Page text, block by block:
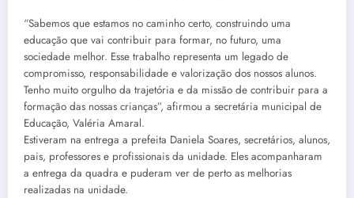
“Sabemos que estamos no caminho certo, construindo uma
educação que vai contribuir para formar, no futuro, uma
sociedade melhor. Esse trabalho representa um legado de
compromisso, responsabilidade e valorização dos nossos alunos.
Tenho muito orgulho da trajetória e da missão de contribuir para a
formação das nossas crianças”, afirmou a secretária municipal de
Educação, Valéria Amaral.
Estiveram na entrega a prefeita Daniela Soares, secretários, alunos,
pais, professores e profissionais da unidade. Eles acompanharam
a entrega da quadra e puderam ver de perto as melhorias
realizadas na unidade.